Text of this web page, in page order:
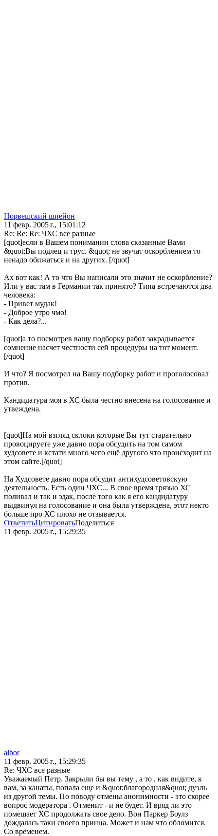
Норвешский шпейон
11 февр. 2005 г., 15:01:12
Re: Re: Re: ЧХС все разные
[quot]если в Вашем понимании слова сказанные Вами
&quot;Вы подлец и трус. &quot; не звучат оскорблением то
ненадо обижаться и на других. [/quot]
Ах вот как! А то что Вы написали это значит не оскорбление?
Или у вас там в Германии так принято? Типа встречаются два
человека:
- Привет мудак!
- Доброе утро чмо!
- Как дела?...
[quot]а то посмотрев вашу подборку работ закрадывается
сомнение насчет честности сей процедуры на тот момент.
[/quot]
И что? Я посмотрел на Вашу подборку работ и проголосовал
против.
Кандидатура моя в ХС была честно внесена на голосование и
утвеждена.
[quot]На мой взгляд склоки которые Вы тут старательно
провоцируете уже давно пора обсудить на том самом
худсовете и кстати много чего ещё другого что происходит на
этом сайте.[/quot]
На Худсовете давно пора обсудит антихудсоветовскую
деятельность. Есть один ЧХС... В свое время грязью ХС
поливал и так и эдак, после того как я его кандидатуру
выдвинул на голосование и она была утверждена, этот некто
больше про ХС плохо не отзывается.
ОтветитьЦитироватьПоделиться
11 февр. 2005 г., 15:29:35
albor
11 февр. 2005 г., 15:29:35
Re: ЧХС все разные
Уважаемый Петр. Закрыли бы вы тему , а то , как видите, к
вам, за канаты, попала еще и &quot;благородная&quot; дуэль
из другой темы. По поводу отмены анонимности - это скорее
вопрос модератора . Отменит - и не будет. И вряд ли это
помешает ХС продолжать свое дело. Вон Паркер Боулз
дождалась таки своего принца. Может и нам что обломится.
Со временем.